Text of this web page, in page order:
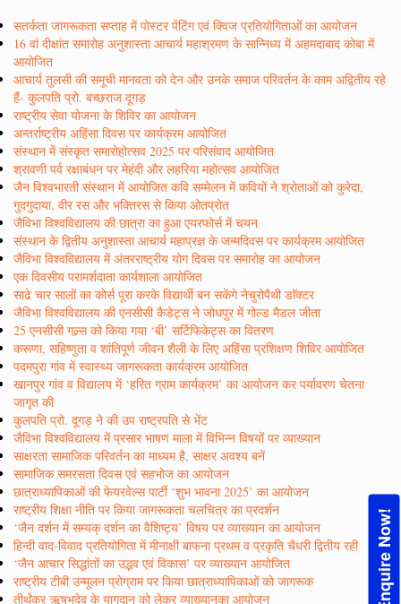
Enquire Now!
सतर्कता जागरूकता सप्ताह में पोस्टर पेंटिंग एवं क्विज प्रतियोगिताओं का आयोजन
16 वां दीक्षांत समारोह अनुशास्ता आचार्य महाश्रमण के सान्निध्य में अहमदाबाद कोबा में
आयोजित
आचार्य तुलसी की समूची मानवता को देन और उनके समाज परिवर्तन के काम अद्वितीय रहे
हैं- कुलपति प्रो. बच्छराज दूगड़
राष्ट्रीय सेवा योजना के शिविर का आयोजन
अन्तर्राष्ट्रीय अहिंसा दिवस पर कार्यक्रम आयोजित
संस्थान में संस्कृत समारोहोत्सव 2025 पर परिसंवाद आयोजित
श्रावणी पर्व रक्षाबंधन पर मेहंदी और लहरिया महोत्सव आयोजित
जैन विश्वभारती संस्थान में आयोजित कवि सम्मेलन में कवियों ने श्रोताओं को कुरेदा,
गुदगुदाया, वीर रस और भक्तिरस से किया ओतप्रोत
जैविभा विश्वविद्यालय की छात्रा का हुआ एयरफोर्स में चयन
संस्थान के द्वितीय अनुशास्ता आचार्य महाप्रज्ञ के जन्मदिवस पर कार्यक्रम आयोजित
जैविभा विश्वविद्यालय में अंतरराष्ट्रीय योग दिवस पर समारोह का आयोजन
एक दिवसीय परामर्शदाता कार्यशाला आयोजित
साढे चार सालों का कोर्स पूरा करके विद्यार्थी बन सकेंगे नेचुरोपैथी डाॅक्टर
जैविभा विश्वविद्यालय की एनसीसी कैडेट्स ने जोधपुर में गोल्ड मैडल जीता
25 एनसीसी गल्र्स को किया गया ‘बी’ सर्टिफिकेट्स का वितरण
करूणा, सहिष्णुता व शांतिपूर्ण जीवन शैली के लिए अहिंसा प्रशिक्षण शिविर आयोजित
पदमपुरा गांव में स्वास्थ्य जागरूकता कार्यक्रम आयोजित
खानपुर गांव व विद्यालय में ‘हरित ग्राम कार्यक्रम’ का आयोजन कर पर्यावरण चेतना
जागृत की
कुलपति प्रो. दूगड़ ने की उप राष्ट्रपति से भेंट
जैविभा विश्वविद्यालय में प्रसार भाषण माला में विभिन्न विषयों पर व्याख्यान
साक्षरता सामाजिक परिवर्तन का माध्यम है, साक्षर अवश्य बनें
सामाजिक समरसता दिवस एवं सहभोज का आयोजन
छात्राध्यापिकाओं की फेयरवेल्स पार्टी ‘शुभ भावना 2025’ का आयोजन
राष्ट्रीय शिक्षा नीति पर किया जागरूकता चलचित्र का प्रदर्शन
‘जैन दर्शन में सम्यक् दर्शन का वैशिष्ट्य’ विषय पर व्याख्यान का आयोजन
हिन्दी वाद-विवाद प्रतियोगिता में मीनाक्षी बाफना प्रथम व प्रकृति चैधरी द्वितीय रही
‘जैन आचार सिद्धांतों का उद्भव एवं विकास’ पर व्याख्यान आयोजित
राष्ट्रीय टीबी उन्मूलन प्रोग्राम पर किया छात्राध्यापिकाओं को जागरूक
तीर्थंकर ऋषभदेव के यागदान को लेकर व्याख्यानका आयोजन